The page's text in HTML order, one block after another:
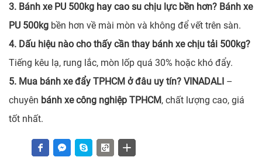
3. Bánh xe PU 500kg hay cao su chịu lực bền hơn? Bánh xe
PU 500kg bền hơn về mài mòn và không để vết trên sàn.
4. Dấu hiệu nào cho thấy cần thay bánh xe chịu tải 500kg?
Tiếng kêu lạ, rung lắc, mòn lốp quá 30% hoặc khó đẩy.
5. Mua bánh xe đẩy TPHCM ở đâu uy tín? VINADALI –
chuyên bánh xe công nghiệp TPHCM, chất lượng cao, giá
tốt nhất.